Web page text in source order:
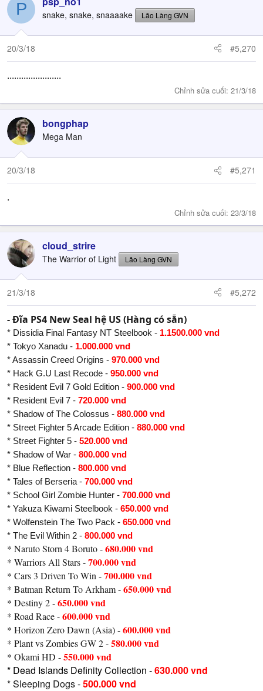
P snake, snake, snaaaake Lão Làng GVN
20/3/18 #5,270
.......................
Chỉnh sửa cuối: 21/3/18
bongphap
Mega Man
20/3/18 #5,271
.
Chỉnh sửa cuối: 23/3/18
cloud_strire
The Warrior of Light Lão Làng GVN
21/3/18 #5,272
- Đĩa PS4 New Seal hệ US (Hàng có sẵn)
* Dissidia Final Fantasy NT Steelbook - 1.1500.000 vnd
* Tokyo Xanadu - 1.000.000 vnd
* Assassin Creed Origins - 970.000 vnd
* Hack G.U Last Recode - 950.000 vnd
* Resident Evil 7 Gold Edition - 900.000 vnd
* Resident Evil 7 - 720.000 vnd
* Shadow of The Colossus - 880.000 vnd
* Street Fighter 5 Arcade Edition - 880.000 vnd
* Street Fighter 5 - 520.000 vnd
* Shadow of War - 800.000 vnd
* Blue Reflection - 800.000 vnd
* Tales of Berseria - 700.000 vnd
* School Girl Zombie Hunter - 700.000 vnd
* Yakuza Kiwami Steelbook - 650.000 vnd
* Wolfenstein The Two Pack - 650.000 vnd
* The Evil Within 2 - 800.000 vnd
* Naruto Storn 4 Boruto -680.000 vnd
* Warriors All Stars -700.000 vnd
* Cars 3 Driven To Win -700.000 vnd
* Batman Return To Arkham -650.000 vnd
* Destiny 2 -650.000 vnd
* Road Race -600.000 vnd
* Horizon Zero Dawn (Asia) -600.000 vnd
* Plant vs Zombies GW 2 -580.000 vnd
* Okami HD -550.000 vnd
* Dead Islands Definity Collection -630.000 vnd
* Sleeping Dogs -500.000 vnd